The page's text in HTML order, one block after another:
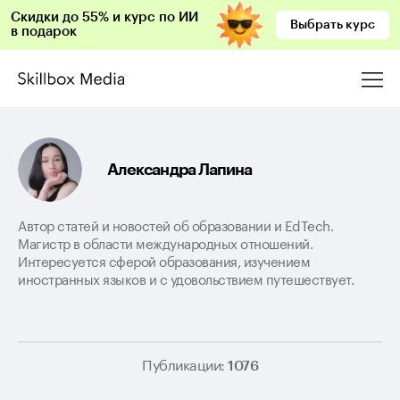
Скидки до 55% и курс по ИИ
в подарок
Выбрать курс
Александра Лапина
Автор статей и новостей об образовании и EdTech.
Магистр в области международных отношений.
Интересуется сферой образования, изучением
иностранных языков и с удовольствием путешествует.
Публикации: 1076